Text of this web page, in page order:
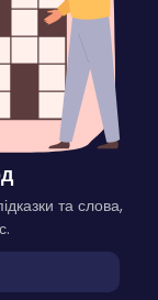
та слова,